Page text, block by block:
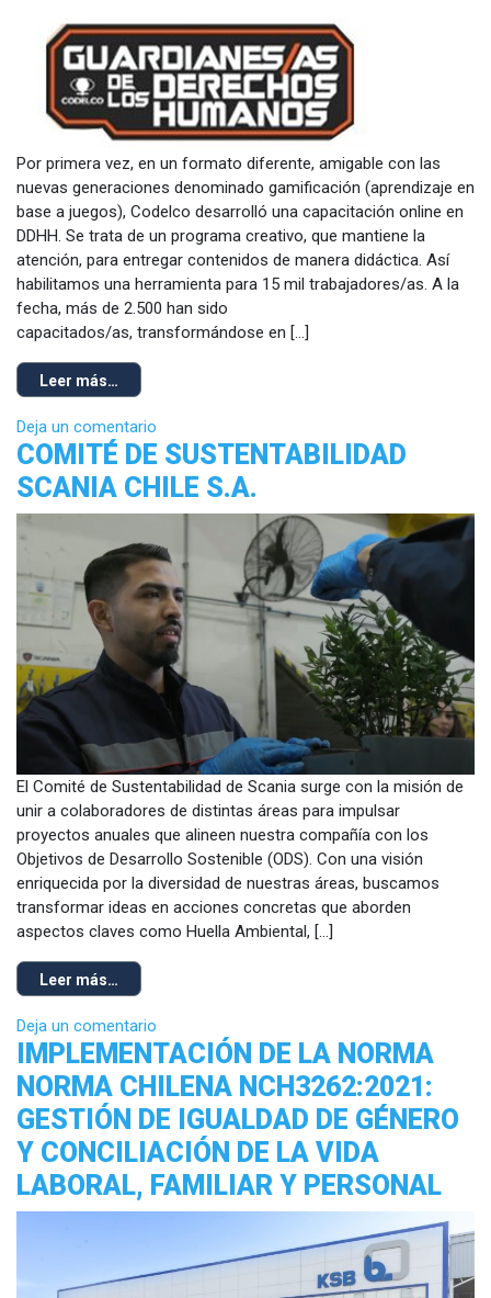
Por primera vez, en un formato diferente, amigable con las
nuevas generaciones denominado gamificación (aprendizaje en
base a juegos), Codelco desarrolló una capacitación online en
DDHH. Se trata de un programa creativo, que mantiene la
atención, para entregar contenidos de manera didáctica. Así
habilitamos una herramienta para 15 mil trabajadores/as. A la
fecha, más de 2.500 han sido
capacitados/as, transformándose en […]
Leer más…
Deja un comentario
COMITÉ DE SUSTENTABILIDAD
SCANIA CHILE S.A.
El Comité de Sustentabilidad de Scania surge con la misión de
unir a colaboradores de distintas áreas para impulsar
proyectos anuales que alineen nuestra compañía con los
Objetivos de Desarrollo Sostenible (ODS). Con una visión
enriquecida por la diversidad de nuestras áreas, buscamos
transformar ideas en acciones concretas que aborden
aspectos claves como Huella Ambiental, […]
Leer más…
Deja un comentario
IMPLEMENTACIÓN DE LA NORMA
NORMA CHILENA NCH3262:2021:
GESTIÓN DE IGUALDAD DE GÉNERO
Y CONCILIACIÓN DE LA VIDA
LABORAL, FAMILIAR Y PERSONAL